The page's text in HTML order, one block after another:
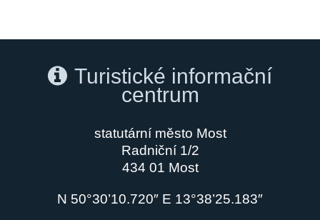
Turistické informační
centrum
statutární město Most
Radniční 1/2
434 01 Most
N 50°30’10.720″ E 13°38’25.183″